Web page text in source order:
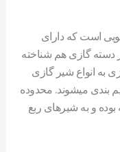
است که دارای
دسته گازی هم شناخته
به انواع شیر گازی
بندی میشوند. محدوده
انواع شیر گازی 90 درجه بوده و به شیرهای ربع